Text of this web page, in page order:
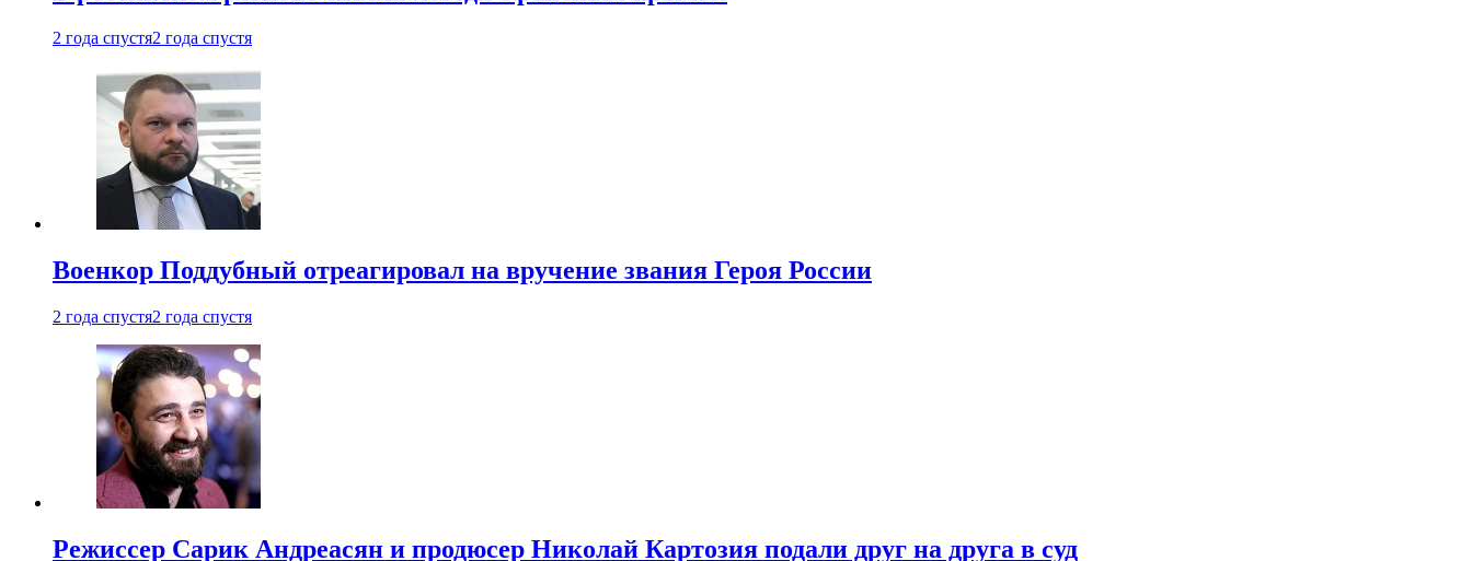
2 года спустя2 года спустя
Военкор Поддубный отреагировал на вручение звания Героя России
2 года спустя2 года спустя
Режиссер Сарик Андреасян и продюсер Николай Картозия подали друг на друга в суд